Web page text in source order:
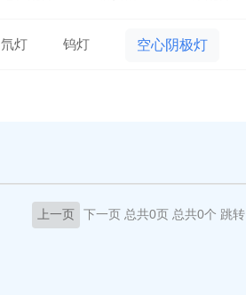
氘灯 钨灯 空心阴极灯
上一页 下一页 总共0页 总共0个 跳转